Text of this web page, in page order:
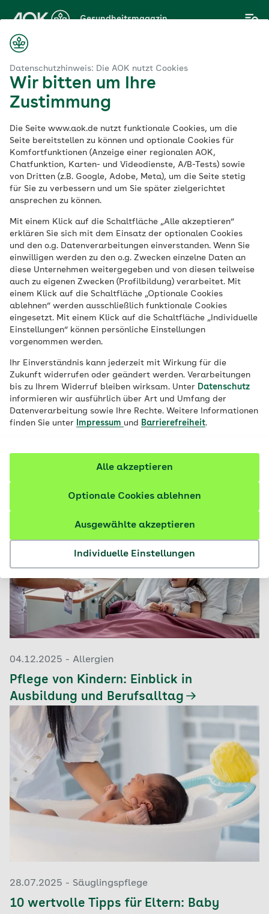
Datenschutzhinweis: Die AOK nutzt Cookies
Wir bitten um Ihre
Zustimmung
Die Seite www.aok.de nutzt funktionale Cookies, um die
Seite bereitstellen zu können und optionale Cookies für
Komfortfunktionen (Anzeige einer regionalen AOK,
Chatfunktion, Karten- und Videodienste, A/B-Tests) sowie
von Dritten (z.B. Google, Adobe, Meta), um die Seite stetig
für Sie zu verbessern und um Sie später zielgerichtet
ansprechen zu können.
Mit einem Klick auf die Schaltfläche „Alle akzeptieren“
erklären Sie sich mit dem Einsatz der optionalen Cookies
und den o.g. Datenverarbeitungen einverstanden. Wenn Sie
einwilligen werden zu den o.g. Zwecken einzelne Daten an
diese Unternehmen weitergegeben und von diesen teilweise
auch zu eigenen Zwecken (Profilbildung) verarbeitet. Mit
einem Klick auf die Schaltfläche „Optionale Cookies
ablehnen“ werden ausschließlich funktionale Cookies
eingesetzt. Mit einem Klick auf die Schaltfläche „Individuelle
Einstellungen“ können persönliche Einstellungen
vorgenommen werden.
Ihr Einverständnis kann jederzeit mit Wirkung für die
Zukunft widerrufen oder geändert werden. Verarbeitungen
bis zu Ihrem Widerruf bleiben wirksam. Unter Datenschutz
informieren wir ausführlich über Art und Umfang der
Datenverarbeitung sowie Ihre Rechte. Weitere Informationen
finden Sie unter
Impressum und Barrierefreiheit.
Individuelle Einstellungen
Ausgewählte akzeptieren
Optionale Cookies ablehnen
Alle akzeptieren
Hauptinhalt
springen
Gesundheitsmagazin
Thema
Säuglingspflege
Schon die Milchzähne brauchen eine gute
Die Milchzähne bilden das Fundament für eine gute
Zahngesundheit. Wie Sie Ihr Kind bei der Pflege der
ersten Zähnchen unterstützen.
9 Artikel zu Säuglingspflege
04.12.2025 - Allergien
Pflege von Kindern: Einblick in
Ausbildung und Berufsalltag
28.07.2025 - Säuglingspflege
10 wertvolle Tipps für Eltern: Baby